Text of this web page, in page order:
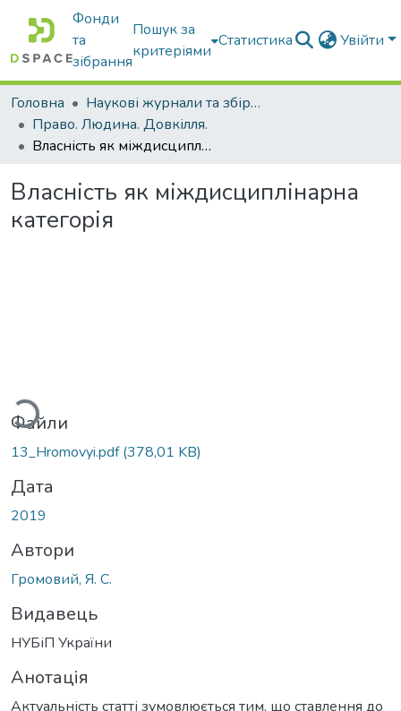
Фонди
та
зібрання
Пошук за
критеріями
Статистика Увійти
Головна
Наукові журнали та збірники видань
Право. Людина. Довкілля.
Власність як міждисциплінарна категорія
Власність як міждисциплінарна
категорія
Файли
13_Hromovyi.pdf(378,01 KB)
Дата
2019
Автори
Громовий, Я. С.
Видавець
НУБіП України
Анотація
Актуальність статті зумовлюється тим, що ставлення до